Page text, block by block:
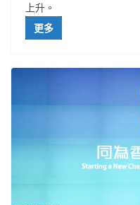
上升。
更多